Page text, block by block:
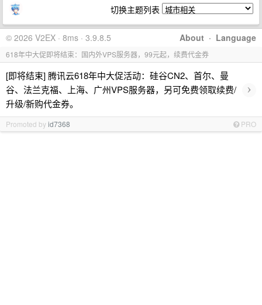
切换主题列表
About · Language
© 2026 V2EX · 8ms · 3.9.8.5
618年中大促即将结束：国内外VPS服务器，99元起，续费代金券
[即将结束] 腾讯云618年中大促活动：硅谷CN2、首尔、曼
谷、法兰克福、上海、广州VPS服务器，另可免费领取续费/
升级/新购代金券。
›
Promoted byid7368 PRO